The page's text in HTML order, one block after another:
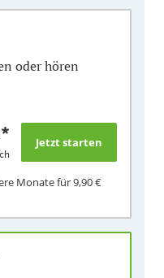
oder hören
*
Monate für9,90 €